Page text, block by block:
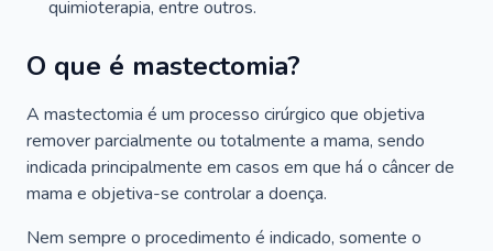
quimioterapia, entre outros.
O que é mastectomia?
A mastectomia é um processo cirúrgico que objetiva
remover parcialmente ou totalmente a mama, sendo
indicada principalmente em casos em que há o câncer de
mama e objetiva-se controlar a doença.
Nem sempre o procedimento é indicado, somente o